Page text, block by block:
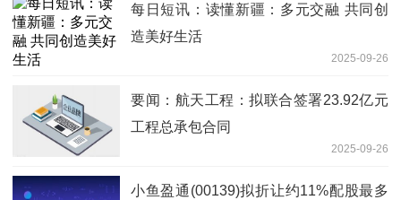
每日短讯：读懂新疆：多元交融 共同创
造美好生活
2025-09-26
要闻：航天工程：拟联合签署23.92亿元
工程总承包合同
2025-09-26
小鱼盈通(00139)拟折让约11%配股最多